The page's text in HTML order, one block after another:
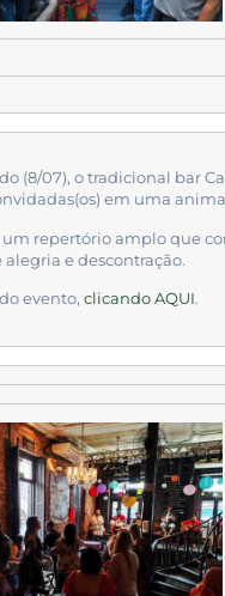
(8/07), o tradicional bar
em uma
repertório amplo que
alegria e descontração.
evento, clicando AQUI.